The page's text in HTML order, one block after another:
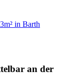
in Barth
an der